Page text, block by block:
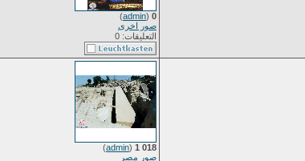
0
(
admin
)
صور اخرى
التعليقات: 0
018 1
(
admin
)
صور مصر